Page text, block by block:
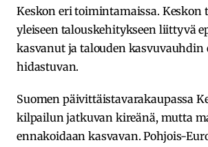
Keskon eri toimintamaissa. Keskon
yleiseen talouskehitykseen liittyvä
kasvanut ja talouden kasvuvauhdin
hidastuvan.
Suomen päivittäistavarakaupassa
kilpailun jatkuvan kireänä, mutta
ennakoidaan kasvavan. Pohjois-